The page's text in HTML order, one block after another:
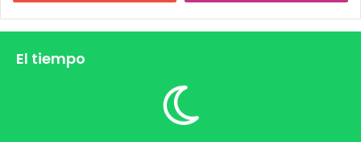
El tiempo